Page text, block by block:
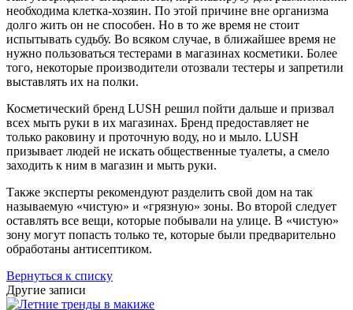
необходима клетка-хозяин. По этой причине вне организма
долго жить он не способен. Но в то же время не стоит
испытывать судьбу. Во всяком случае, в ближайшее время не
нужно пользоваться тестерами в магазинах косметики. Более
того, некоторые производители отозвали тестеры и запретили
выставлять их на полки.
Косметический бренд LUSH решил пойти дальше и призвал
всех мыть руки в их магазинах. Бренд предоставляет не
только раковину и проточную воду, но и мыло. LUSH
призывает людей не искать общественные туалеты, а смело
заходить к ним в магазин и мыть руки.
Также эксперты рекомендуют разделить свой дом на так
называемую «чистую» и «грязную» зоны. Во второй следует
оставлять все вещи, которые побывали на улице. В «чистую»
зону могут попасть только те, которые были предварительно
обработаны антисептиком.
Вернуться к списку
Другие записи